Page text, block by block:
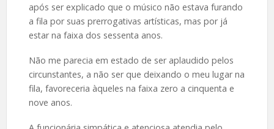
após ser explicado que o músico não estava furando
a fila por suas prerrogativas artísticas, mas por já
estar na faixa dos sessenta anos.
Não me parecia em estado de ser aplaudido pelos
circunstantes, a não ser que deixando o meu lugar na
fila, favoreceria àqueles na faixa zero a cinquenta e
nove anos.